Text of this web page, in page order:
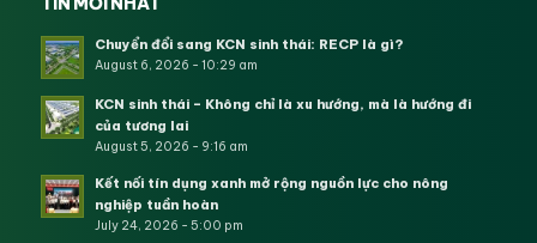
Chuyển đổi sang KCN sinh thái: RECP là gì?
August 6, 2026 - 10:29 am
KCN sinh thái – Không chỉ là xu hướng, mà là hướng đi
của tương lai
August 5, 2026 - 9:16 am
Kết nối tín dụng xanh mở rộng nguồn lực cho nông
nghiệp tuần hoàn
July 24, 2026 - 5:00 pm